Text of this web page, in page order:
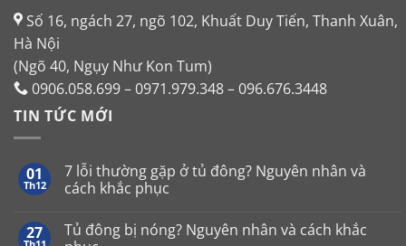
Số 16, ngách 27, ngõ 102, Khuất Duy Tiến, Thanh Xuân,
Hà Nội
(Ngõ 40, Ngụy Như Kon Tum)
0906.058.699 – 0971.979.348 – 096.676.3448
TIN TỨC MỚI
01
Th12
7 lỗi thường gặp ở tủ đông? Nguyên nhân và
cách khắc phục
bình
luận
27
Tủ đông bị nóng? Nguyên nhân và cách khắc